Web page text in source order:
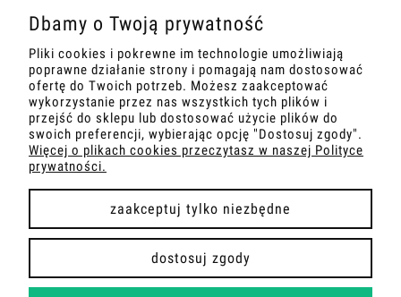
POMOC
MOJE KONTO
PŁATNOŚCI I DOSTAWA
INFORMACJE
O NAS
COPYRIGHT 2026 | WDROŻENIE FLASHCOM SP. Z O.O.
Dbamy o Twoją prywatność
Pliki cookies i pokrewne im technologie umożliwiają
poprawne działanie strony i pomagają nam dostosować
ofertę do Twoich potrzeb. Możesz zaakceptować
wykorzystanie przez nas wszystkich tych plików i
przejść do sklepu lub dostosować użycie plików do
swoich preferencji, wybierając opcję "Dostosuj zgody".
Więcej o plikach cookies przeczytasz w naszej Polityce
prywatności.
zaakceptuj tylko niezbędne
dostosuj zgody